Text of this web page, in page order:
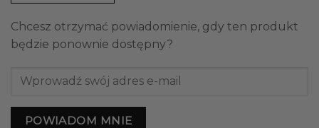
Chcesz otrzymać powiadomienie, gdy ten produkt
będzie ponownie dostępny?
POWIADOM MNIE